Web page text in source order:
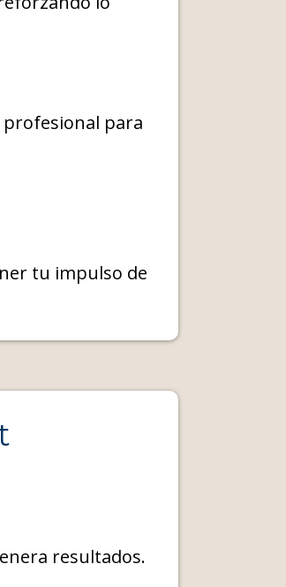
para
tu impulso de
resultados.